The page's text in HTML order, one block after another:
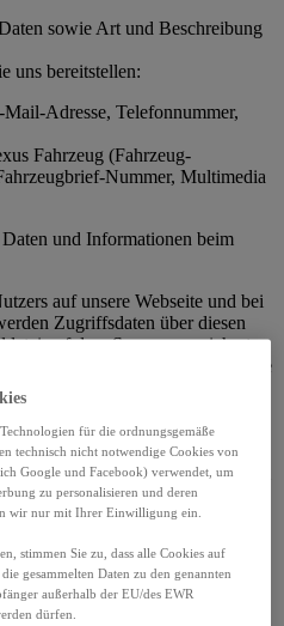
sowie Art und Beschreibung
uns bereitstellen:
Adresse, Telefonnummer,
Fahrzeug (Fahrzeug-
Nummer, Multimedia
und Informationen beim
auf unsere Webseite und bei
Zugriffsdaten über diesen
auf dem Server gespeichert.
um folgende Informationen, die
anfallen:
Seite oder Datei bzw. die im
Informationen (z. B.
aus die aktuelle Seite oder Datei
der Anforderung
ggf. dessen Domainnamen bzw.
Providers
für die ordnungsgemäße
technisch nicht notwendige Cookies von
Google und Facebook) verwendet, um
zu personalisieren und deren
wir nur mit Ihrer Einwilligung ein.
stimmen Sie zu, dass alle Cookies auf
gesammelten Daten zu den genannten
außerhalb der EU/des EWR
dürfen.